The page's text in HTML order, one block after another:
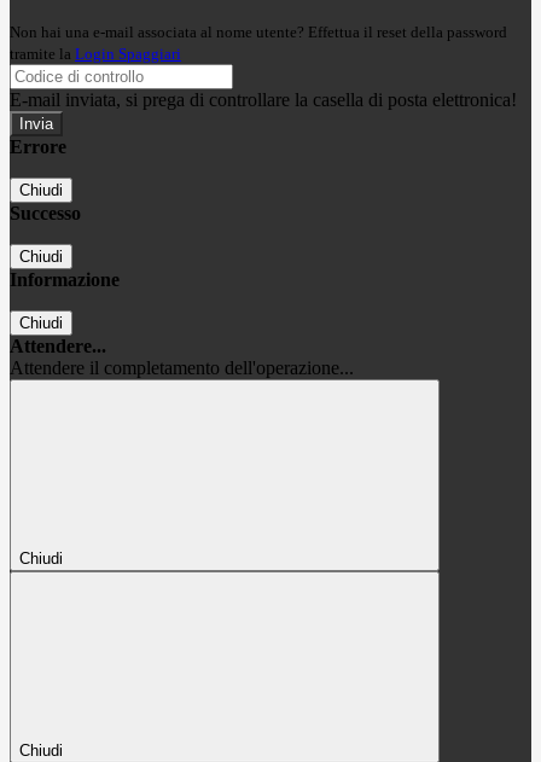
Non hai una e-mail associata al nome utente? Effettua il reset della password
tramite la Login Spaggiari
E-mail inviata, si prega di controllare la casella di posta elettronica!
Errore
Chiudi
Successo
Chiudi
Informazione
Chiudi
Attendere...
Attendere il completamento dell'operazione...
Chiudi
Chiudi